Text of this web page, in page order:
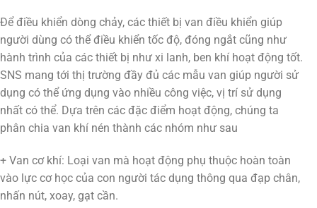
Để điều khiển dòng chảy, các thiết bị van điều khiển giúp
người dùng có thể điều khiển tốc độ, đóng ngắt cũng như
hành trình của các thiết bị như xi lanh, ben khí hoạt động tốt.
SNS mang tới thị trường đầy đủ các mẫu van giúp người sử
dụng có thể ứng dụng vào nhiều công việc, vị trí sử dụng
nhất có thể. Dựa trên các đặc điểm hoạt động, chúng ta
phân chia van khí nén thành các nhóm như sau
+ Van cơ khí: Loại van mà hoạt động phụ thuộc hoàn toàn
vào lực cơ học của con người tác dụng thông qua đạp chân,
nhấn nút, xoay, gạt cần.